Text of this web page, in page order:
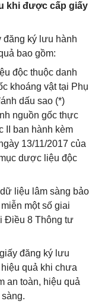
khi được cấp giấy
đăng ký lưu hành
bao gồm:
độc thuộc danh
khoáng vật tại Phụ
dấu sao (*)
nguồn gốc thực
II ban hành kèm
13/11/2017 của
dược liệu độc
liệu lâm sàng bảo
một số giai
Điều 8 Thông tư
đăng ký lưu
quả khi chưa
an toàn, hiệu quả